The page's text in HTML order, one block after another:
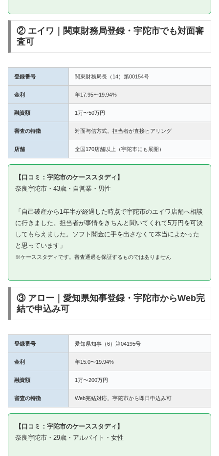
② エイワ｜関東財務局登録・宇陀市でも対面審
査可
登録番号 関東財務局長（14）第00154号
金利 年17.95〜19.94%
融資額 1万〜50万円
審査の特徴 対面与信方式。担当者が直接ヒアリング
店舗 全国170店舗以上（宇陀市にも展開）
【口コミ：宇陀市のケーススタディ】
奈良宇陀市・43歳・自営業・男性
「自己破産から1年半が経過した時点で宇陀市のエイワ店舗へ相談
に行きました。担当者が事情をきちんと聞いてくれて5万円を可決
してもらえました。ソフト闇金に手を出さなくて本当によかった
と思っています」
※ケーススタディです。審査通過を保証するものではありません
③ アロー｜愛知県知事登録・宇陀市からWeb完
結で申込み可
登録番号 愛知県知事（6）第04195号
金利 年15.0〜19.94%
融資額 1万〜200万円
審査の特徴 Web完結対応。宇陀市から即日申込み可
【口コミ：宇陀市のケーススタディ】
奈良宇陀市・29歳・アルバイト・女性